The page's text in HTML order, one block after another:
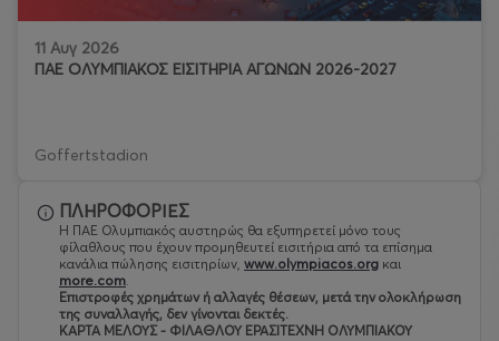
11 Αυγ 2026
ΠΑΕ ΟΛΥΜΠΙΑΚΟΣ ΕΙΣΙΤΗΡΙΑ ΑΓΩΝΩΝ 2026-2027
Goffertstadion
ΠΛΗΡΟΦΟΡΙΕΣ
Η ΠΑΕ Ολυμπιακός αυστηρώς θα εξυπηρετεί μόνο τους
φίλαθλους που έχουν προμηθευτεί εισιτήρια από τα επίσημα
κανάλια πώλησης εισιτηρίων, www.olympiacos.org και
more.com.
Eπιστροφές χρημάτων ή αλλαγές θέσεων, μετά την ολοκλήρωση
της συναλλαγής, δεν γίνονται δεκτές.
ΚΑΡΤΑ ΜΕΛΟΥΣ - ΦΙΛΑΘΛΟΥ ΕΡΑΣΙΤΕΧΝΗ ΟΛΥΜΠΙΑΚΟΥ